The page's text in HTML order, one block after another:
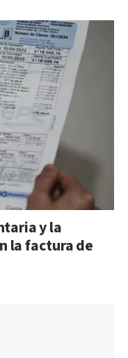
y la
la factura de